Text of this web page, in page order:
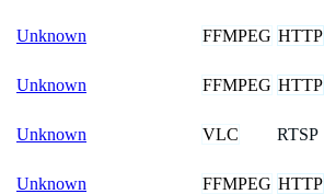
Unknown FFMPEG HTTP
Unknown FFMPEG HTTP
Unknown VLC RTSP
Unknown FFMPEG HTTP